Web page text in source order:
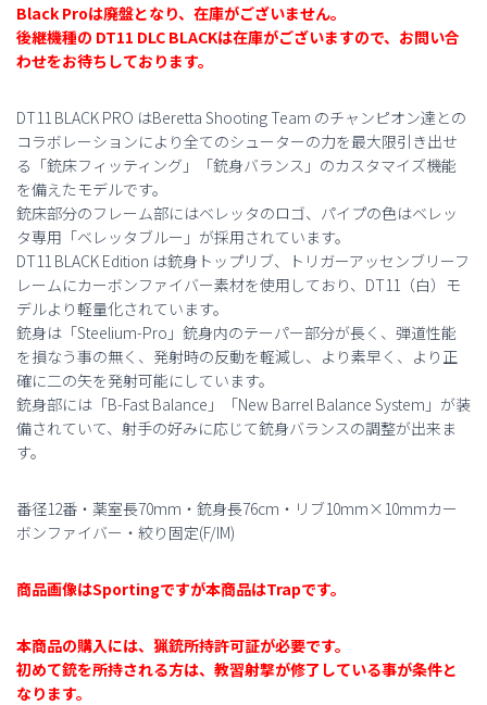
Black Proは廃盤となり、在庫がございません。
後継機種の DT11 DLC BLACKは在庫がございますので、お問い合
わせをお待ちしております。
DT11 BLACK PRO はBeretta Shooting Team のチャンピオン達との
コラボレーションにより全てのシューターの力を最大限引き出せ
る「銃床フィッティング」「銃身バランス」のカスタマイズ機能
を備えたモデルです。
銃床部分のフレーム部にはベレッタのロゴ、パイプの色はベレッ
タ専用「ベレッタブルー」が採用されています。
DT11 BLACK Edition は銃身トップリブ、トリガーアッセンブリーフ
レームにカーボンファイバー素材を使用しており、DT11（白）モ
デルより軽量化されています。
銃身は「Steelium-Pro」銃身内のテーパー部分が長く、弾道性能
を損なう事の無く、発射時の反動を軽減し、より素早く、より正
確に二の矢を発射可能にしています。
銃身部には「B-Fast Balance」「New Barrel Balance System」が装
備されていて、射手の好みに応じて銃身バランスの調整が出来ま
す。
番径12番・薬室長70mm・銃身長76cm・リブ10mm×10mmカー
ボンファイバー・絞り固定(F/IM)
商品画像はSportingですが本商品はTrapです。
本商品の購入には、猟銃所持許可証が必要です。
初めて銃を所持される方は、教習射撃が修了している事が条件と
なります。